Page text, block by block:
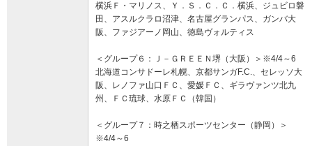
横浜Ｆ・マリノス、Ｙ．Ｓ．Ｃ．Ｃ．横浜、ジュビロ磐
田、アスルクラロ沼津、名古屋グランパス、ガンバ大
阪、ファジアーノ岡山、徳島ヴォルティス
＜グループ６：Ｊ－ＧＲＥＥＮ堺（大阪）＞※4/4～6
北海道コンサドーレ札幌、京都サンガF.C.、セレッソ大
阪、レノファ山口ＦＣ、愛媛ＦＣ、ギラヴァンツ北九
州、ＦＣ琉球、水原ＦＣ（韓国）
＜グループ７：時之栖スポーツセンター（静岡）＞
※4/4～6